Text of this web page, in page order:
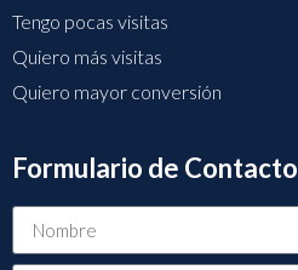
Tengo pocas visitas
Quiero más visitas
Quiero mayor conversión
Formulario de Contacto